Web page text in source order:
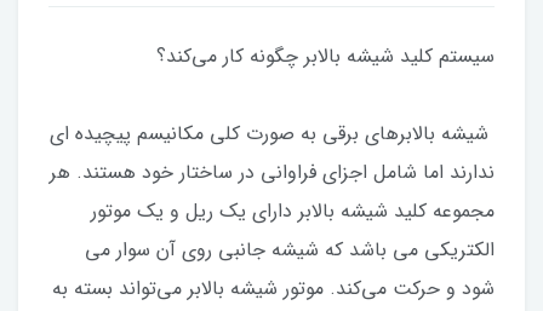
سیستم کلید شیشه بالابر چگونه کار می‌کند؟
شیشه بالابرهای برقی به صورت کلی مکانیسم پیچیده ای
ندارند اما شامل اجزای فراوانی در ساختار خود هستند. هر
مجموعه کلید شیشه بالابر دارای یک ریل و یک موتور
الکتریکی می باشد که شیشه جانبی ‌روی آن سوار می
شود و حرکت می‌کند. موتور شیشه بالابر می‌تواند بسته به